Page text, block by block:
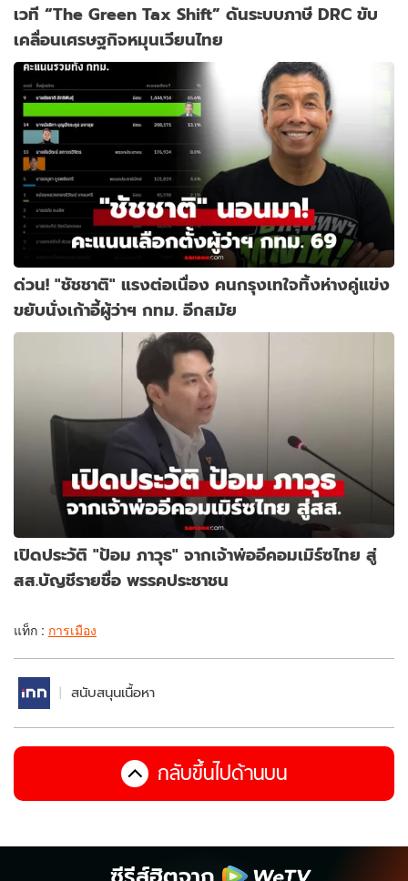
เวที “The Green Tax Shift” ดันระบบภาษี DRC ขับ
เคลื่อนเศรษฐกิจหมุนเวียนไทย
ด่วน! "ชัชชาติ" แรงต่อเนื่อง คนกรุงเทใจทิ้งห่างคู่แข่ง
ขยับนั่งเก้าอี้ผู้ว่าฯ กทม. อีกสมัย
เปิดประวัติ "ป้อม ภาวุธ" จากเจ้าพ่ออีคอมเมิร์ซไทย สู่
สส.บัญชีรายชื่อ พรรคประชาชน
แท็ก : การเมือง
สนับสนุนเนื้อหา
กลับขึ้นไปด้านบน